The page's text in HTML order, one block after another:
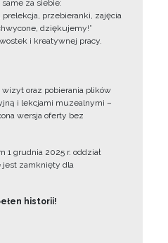
za siebie:
przebieranki, zajęcia
dziękujemy!”
i kreatywnej pracy.
oraz pobierania plików
i lekcjami muzealnymi –
wersja oferty bez
1 grudnia 2025 r. oddział
zamknięty dla
historii!